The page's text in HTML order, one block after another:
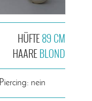
HÜFTE89 CM
HAAREBLOND
Piercing: nein